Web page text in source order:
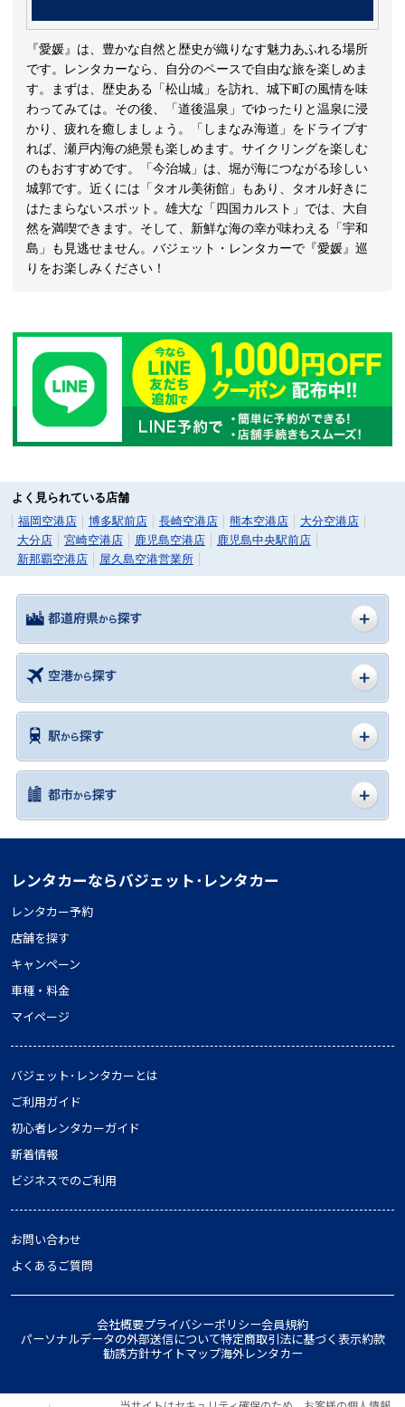
『愛媛』は、豊かな自然と歴史が織りなす魅力あふれる場所
です。レンタカーなら、自分のペースで自由な旅を楽しめま
す。まずは、歴史ある「松山城」を訪れ、城下町の風情を味
わってみては。その後、「道後温泉」でゆったりと温泉に浸
かり、疲れを癒しましょう。「しまなみ海道」をドライブす
れば、瀬戸内海の絶景も楽しめます。サイクリングを楽しむ
のもおすすめです。「今治城」は、堀が海につながる珍しい
城郭です。近くには「タオル美術館」もあり、タオル好きに
はたまらないスポット。雄大な「四国カルスト」では、大自
然を満喫できます。そして、新鮮な海の幸が味わえる「宇和
島」も見逃せません。バジェット・レンタカーで『愛媛』巡
りをお楽しみください！
よく見られている店舗
福岡空港店
博多駅前店 長崎空港店 熊本空港店
大分空港店
大分店
宮崎空港店 鹿児島空港店
鹿児島中央駅前店
新那覇空港店
屋久島空港営業所
レンタカーならバジェット･レンタカー
レンタカー予約
店舗を探す
キャンペーン
車種・料金
マイページ
バジェット･レンタカーとは
ご利用ガイド
初心者レンタカーガイド
新着情報
ビジネスでのご利用
お問い合わせ
よくあるご質問
会社概要プライバシーポリシー会員規約
パーソナルデータの外部送信について特定商取引法に基づく表示約款
勧誘方針サイトマップ海外レンタカー